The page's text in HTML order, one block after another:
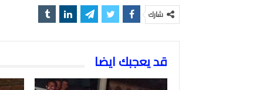
شارك
قد يعجبك ايضا